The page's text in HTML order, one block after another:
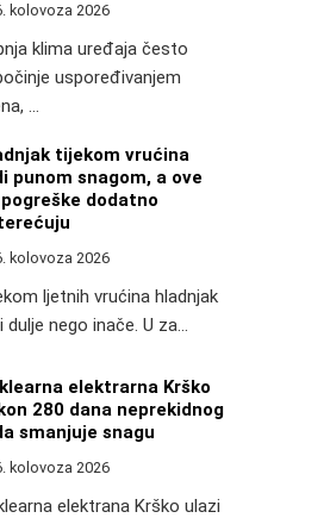
kolovoza 2026
klima uređaja često
uspoređivanjem
...
tijekom vrućina
punom snagom, a ove
dodatno
kolovoza 2026
ljetnih vrućina hladnjak
dulje nego inače. U za...
elektrarna Krško
280 dana neprekidnog
smanjuje snagu
kolovoza 2026
elektrana Krško ulazi